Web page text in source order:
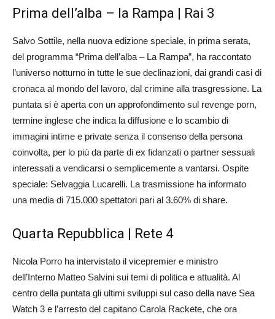
Prima dell’alba – la Rampa | Rai 3
Salvo Sottile, nella nuova edizione speciale, in prima serata,
del programma “Prima dell’alba – La Rampa”, ha raccontato
l’universo notturno in tutte le sue declinazioni, dai grandi casi di
cronaca al mondo del lavoro, dal crimine alla trasgressione. La
puntata si è aperta con un approfondimento sul revenge porn,
termine inglese che indica la diffusione e lo scambio di
immagini intime e private senza il consenso della persona
coinvolta, per lo più da parte di ex fidanzati o partner sessuali
interessati a vendicarsi o semplicemente a vantarsi. Ospite
speciale: Selvaggia Lucarelli. La trasmissione ha informato
una media di 715.000 spettatori pari al 3.60% di share.
Quarta Repubblica | Rete 4
Nicola Porro ha intervistato il vicepremier e ministro
dell’Interno Matteo Salvini sui temi di politica e attualità. Al
centro della puntata gli ultimi sviluppi sul caso della nave Sea
Watch 3 e l’arresto del capitano Carola Rackete, che ora